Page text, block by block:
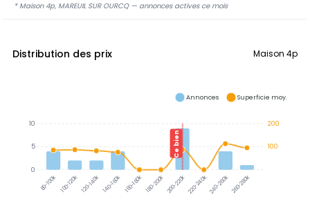
* Maison 4p, MAREUIL SUR OURCQ — annonces actives ce mois
Distribution des prix Maison 4p
80-100k 100-120k120-140k140-160k 160-180k180-200k 200-220k220-240k240-260k260-280k
Ce bien
200
100
10
5
0
Annonces Superficie moy.